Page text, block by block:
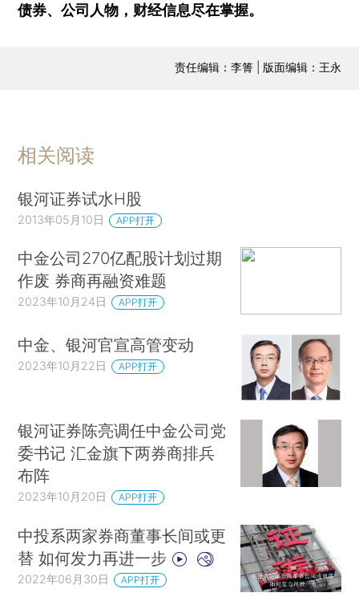
债券、公司人物，财经信息尽在掌握。
责任编辑：李箐 | 版面编辑：王永
相关阅读
银河证券试水H股
2013年05月10日 APP打开
中金公司270亿配股计划过期
作废 券商再融资难题
2023年10月24日 APP打开
中金、银河官宣高管变动
2023年10月22日 APP打开
银河证券陈亮调任中金公司党
委书记 汇金旗下两券商排兵
布阵
2023年10月20日 APP打开
中投系两家券商董事长间或更
替 如何发力再进一步
2022年06月30日 APP打开